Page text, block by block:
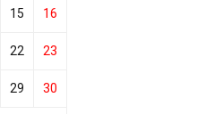
15 16
22 23
29 30